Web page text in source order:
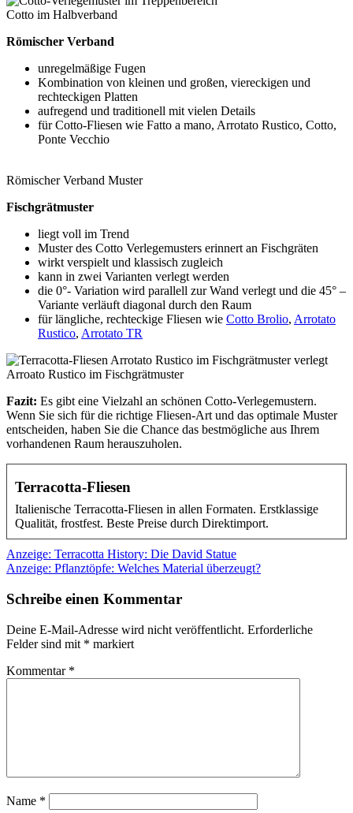
Cotto im Halbverband
Römischer Verband
unregelmäßige Fugen
Kombination von kleinen und großen, viereckigen und
rechteckigen Platten
aufregend und traditionell mit vielen Details
für Cotto-Fliesen wie Fatto a mano, Arrotato Rustico, Cotto,
Ponte Vecchio
Römischer Verband Muster
Fischgrätmuster
liegt voll im Trend
Muster des Cotto Verlegemusters erinnert an Fischgräten
wirkt verspielt und klassisch zugleich
kann in zwei Varianten verlegt werden
die 0°- Variation wird parallell zur Wand verlegt und die 45° –
Variante verläuft diagonal durch den Raum
für längliche, rechteckige Fliesen wie Cotto Brolio, Arrotato
Rustico, Arrotato TR
Arroato Rustico im Fischgrätmuster
Fazit: Es gibt eine Vielzahl an schönen Cotto-Verlegemustern.
Wenn Sie sich für die richtige Fliesen-Art und das optimale Muster
entscheiden, haben Sie die Chance das bestmögliche aus Ihrem
vorhandenen Raum herauszuholen.
Terracotta-Fliesen
Italienische Terracotta-Fliesen in allen Formaten. Erstklassige
Qualität, frostfest. Beste Preise durch Direktimport.
Beitragsnavigation
Anzeige: Terracotta History: Die David Statue
Anzeige: Pflanztöpfe: Welches Material überzeugt?
Schreibe einen Kommentar
Deine E-Mail-Adresse wird nicht veröffentlicht. Erforderliche
Felder sind mit * markiert
Kommentar *
Name *